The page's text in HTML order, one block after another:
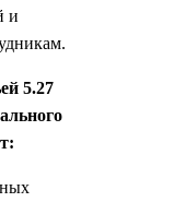
и
5.27